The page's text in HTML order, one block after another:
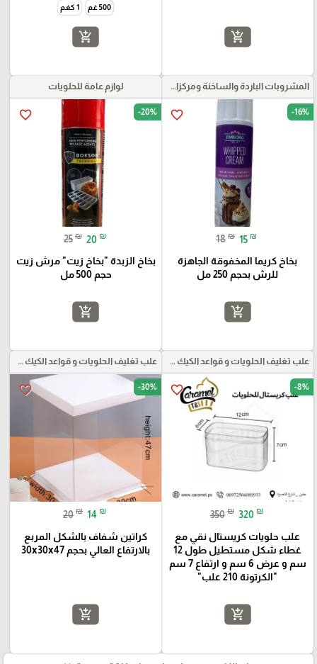
add_shopping_cart
500 غم 1 كغم
add_shopping_cart
المشروبات الباردة والساخنة ومركزات الموهيتو
favorite_border -16%
18 ₪ 15 ₪
بخاخ كريما المخفوقة الجاهزة
للرش بحجم 250 مل
add_shopping_cart
لوازم عامة للحلويات
favorite_border -20%
25 ₪ 20 ₪
بخاخ الزبدة "بخاخ زيت" مرش زيت
حجم 500 مل
add_shopping_cart
علب تغليف الحلويات و قواعد الكيك و علب بلاستيكية بأنواعها
favorite_border -8%
350 ₪ 320 ₪
علب حلويات كريستال نقي مع
غطاء شكل مستطيل طول 12
سم و عرض 6 سم و ارتفاع 7 سم
"الكرتونة 210 علب"
add_shopping_cart
علب تغليف الحلويات و قواعد الكيك و علب بلاستيكية بأنواعها
favorite_border -30%
20 ₪ 14 ₪
كراتين شفاف بالشكل المربع
بالارتفاع العالي بحجم 30x30x47
add_shopping_cart